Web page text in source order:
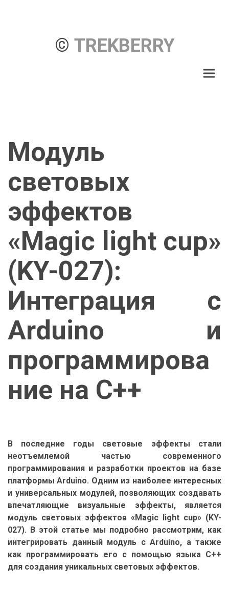
© TREKBERRY
Модуль
световых
эффектов
«Magic light cup»
(KY-027):
Интеграция с
Arduino и
программирова
ние на C++
В последние годы световые эффекты стали
неотъемлемой частью современного
программирования и разработки проектов на базе
платформы Arduino. Одним из наиболее интересных
и универсальных модулей, позволяющих создавать
впечатляющие визуальные эффекты, является
модуль световых эффектов «Magic light cup» (KY-
027). В этой статье мы подробно рассмотрим, как
интегрировать данный модуль с Arduino, а также
как программировать его с помощью языка C++
для создания уникальных световых эффектов.